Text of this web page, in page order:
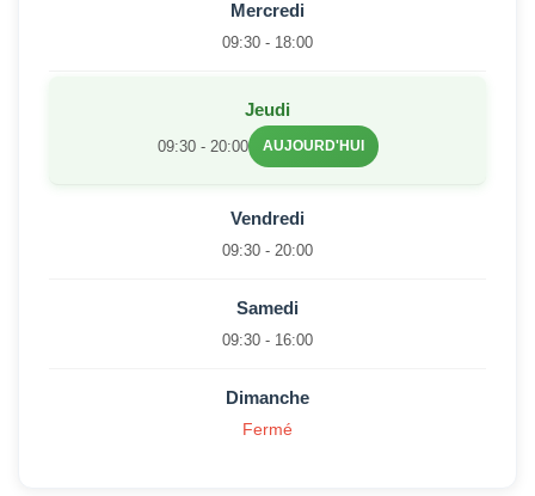
Mercredi
09:30 - 18:00
Jeudi
09:30 - 20:00 AUJOURD'HUI
Vendredi
09:30 - 20:00
Samedi
09:30 - 16:00
Dimanche
Fermé